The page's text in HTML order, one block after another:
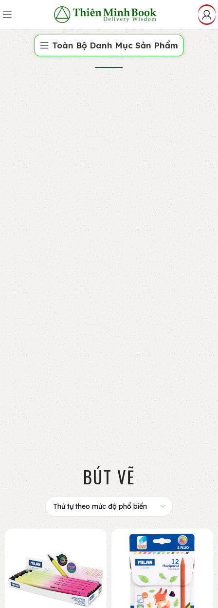
Toàn Bộ Danh Mục Sản Phẩm
BÚT VẼ